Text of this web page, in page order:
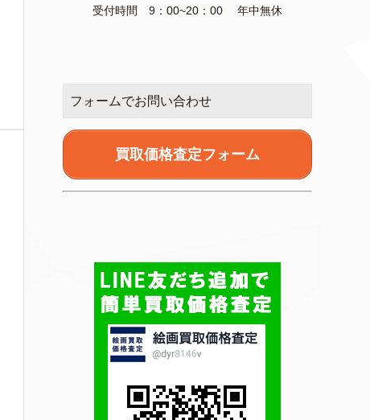
受付時間 9：00~20：00 年中無休
フォームでお問い合わせ
買取価格査定フォーム